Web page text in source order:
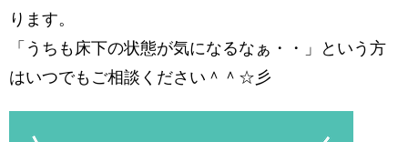
ります。
「うちも床下の状態が気になるなぁ・・」という方
はいつでもご相談ください＾＾☆彡